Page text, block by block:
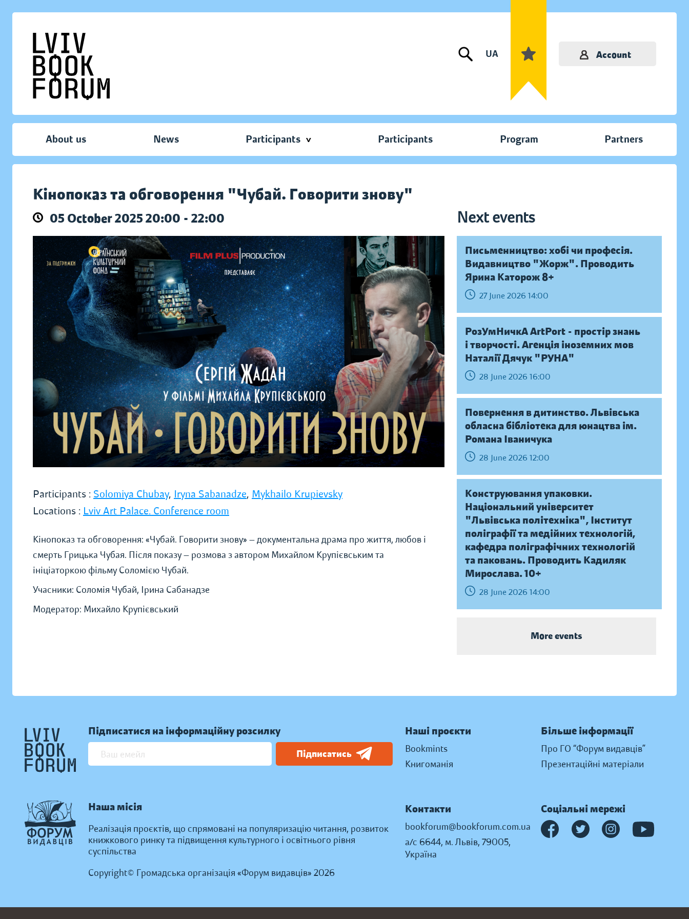
UA Account
About us News Participants Participants Program Partners
Кінопоказ та обговорення "Чубай. Говорити знову"
05 October 2025 20:00 - 22:00 Next events
Participants : Solomiya Chubay, Iryna Sabanadze, Mykhailo Krupievsky
Locations : Lviv Art Palace. Conference room
Кінопоказ та обговорення: «Чубай. Говорити знову» — документальна драма про життя, любов і
смерть Грицька Чубая. Після показу — розмова з автором Михайлом Крупієвським та
ініціаторкою фільму Соломією Чубай.
Учасники: Соломія Чубай, Ірина Сабанадзе
Модератор: Михайло Крупієвський
Письменництво: хобі чи професія.
Видавництво "Жорж". Проводить
Ярина Каторож 8+
27 June 2026 14:00
РозУмНичкА ArtPort - простір знань
і творчості. Агенція іноземних мов
Наталії Дячук "РУНА"
28 June 2026 16:00
Повернення в дитинство. Львівська
обласна бібліотека для юнацтва ім.
Романа Іваничука
28 June 2026 12:00
Конструювання упаковки.
Національний університет
"Львівська політехніка", Інститут
поліграфії та медійних технологій,
кафедра поліграфічних технологій
та паковань. Проводить Кадиляк
Мирослава. 10+
28 June 2026 14:00
More events
Підписатися на інформаційну розсилку
Підписатись
Наша місія
Реалізація проєктів, що спрямовані на популяризацію читання, розвиток
книжкового ринку та підвищення культурного і освітнього рівня
суспільства
Copyright© Громадська організація «Форум видавців» 2026
Наші проєкти
Bookmints
Книгоманія
Більше інформації
Про ГО “Форум видавців”
Презентаційні матеріали
Контакти
bookforum@bookforum.com.ua
а/с 6644, м. Львів, 79005,
Україна
Соціальні мережі